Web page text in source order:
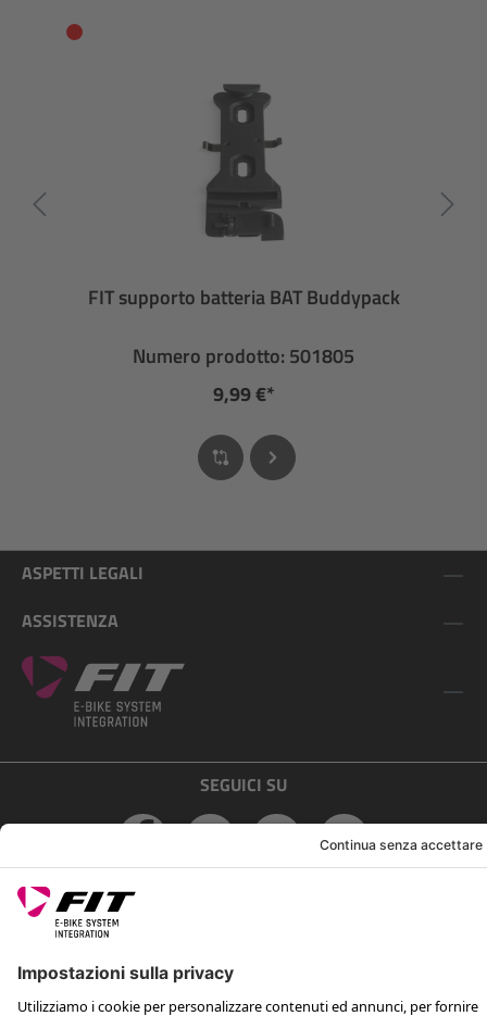
FIT supporto batteria BAT Buddypack
Numero prodotto: 501805
9,99 €*
ASPETTI LEGALI
ASSISTENZA
SEGUICI SU
*Prezzo consigliato non vincolante, incl. IVA e spese di spedizione